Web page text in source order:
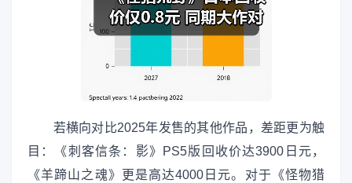
若横向对比2025年发售的其他作品，差距更为触
目：《刺客信条：影》PS5版回收价达3900日元，
《羊蹄山之魂》更是高达4000日元。对于《怪物猎